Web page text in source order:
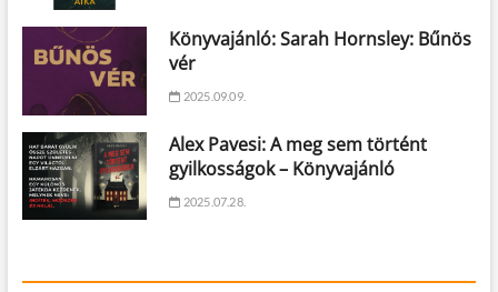
Könyvajánló: Sarah Hornsley: Bűnös
vér
2025.09.09.
Alex Pavesi: A meg sem történt
gyilkosságok – Könyvajánló
2025.07.28.